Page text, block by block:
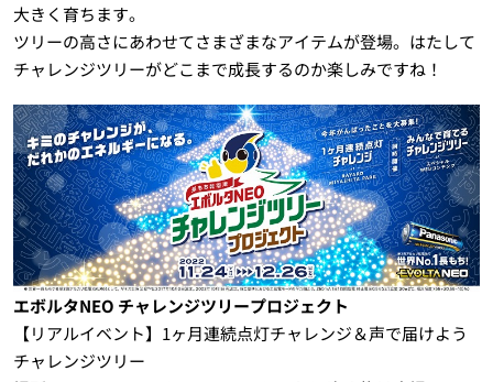
大きく育ちます。
ツリーの高さにあわせてさまざまなアイテムが登場。はたして
チャレンジツリーがどこまで成長するのか楽しみですね！
エボルタNEO チャレンジツリープロジェクト
【リアルイベント】1ヶ月連続点灯チャレンジ＆声で届けよう
チャレンジツリー